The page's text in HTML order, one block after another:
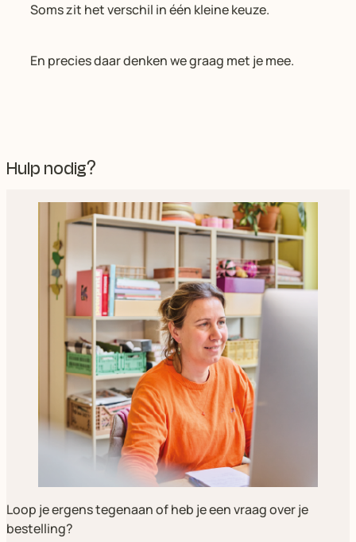
Soms zit het verschil in één kleine keuze.
En precies daar denken we graag met je mee.
Hulp nodig?
Loop je ergens tegenaan of heb je een vraag over je
bestelling?